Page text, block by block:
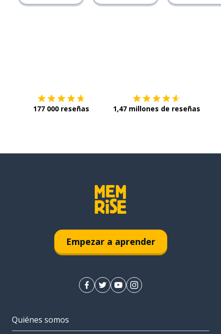
177 000 reseñas 1,47 millones de reseñas
Empezar a aprender
Quiénes somos